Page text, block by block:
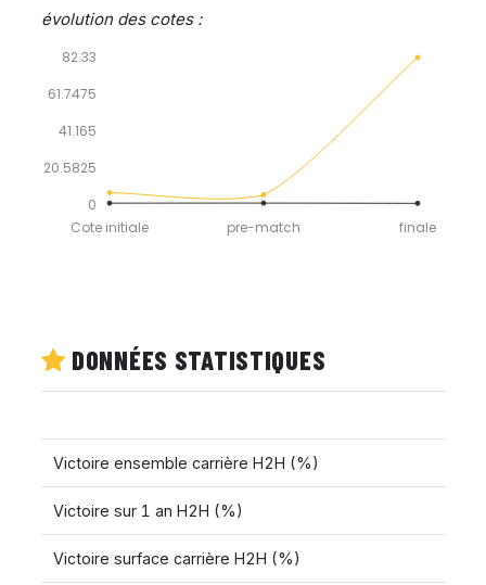
évolution des cotes :
0
20.5825
41.165
61.7475
82.33
finale
pre-match
Cote initiale
DONNÉES STATISTIQUES
Victoire ensemble carrière H2H (%)
Victoire sur 1 an H2H (%)
Victoire surface carrière H2H (%)